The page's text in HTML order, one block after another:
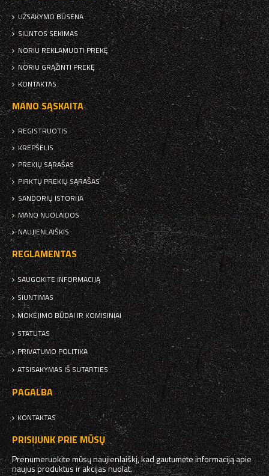
UŽSAKYMO BŪSENA
SIUNTOS SEKIMAS
NORIU REKLAMUOTI PREKĘ
NORIU GRĄŽINTI PREKĘ
KONTAKTAS
MANO SĄSKAITA
REGISTRUOTIS
KREPŠELIS
PREKIŲ SĄRAŠAS
PIRKTŲ PREKIŲ SĄRAŠAS
SANDORIŲ ISTORIJA
MANO NUOLAIDOS
NAUJIENLAIŠKIS
REGLAMENTAS
SAUGOKITE INFORMACIJĄ
SIUNTIMAS
MOKĖJIMO BŪDAI IR KOMISINIAI
STATUTAS
PRIVATUMO POLITIKA
ATSISAKYMAS IŠ SUTARTIES
PAGALBA
KONTAKTAS
PRISIJUNK PRIE MŪSŲ
Prenumeruokite mūsų naujienlaiškį, kad gautumėte informaciją apie
naujus produktus ir akcijas nuolat.